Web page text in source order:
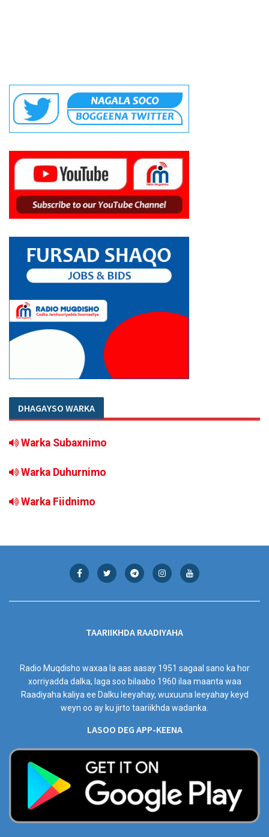
DHAGAYSO WARKA
Warka Subaxnimo
Warka Duhurnimo
Warka Fiidnimo
TAARIIKHDA RAADIYAHA
Radio Muqdisho waxaa la aas aasay 1951 sagaal sano ka hor
xorriyadda dalka, laga soo bilaabo 1960 ilaa maanta waa
Raadiyaha kaliya ee Dalku leeyahay, wuxuuna leeyahay keyd
weyn oo ay ku jirto taariikhda wadanka.
LASOO DEG APP-KEENA